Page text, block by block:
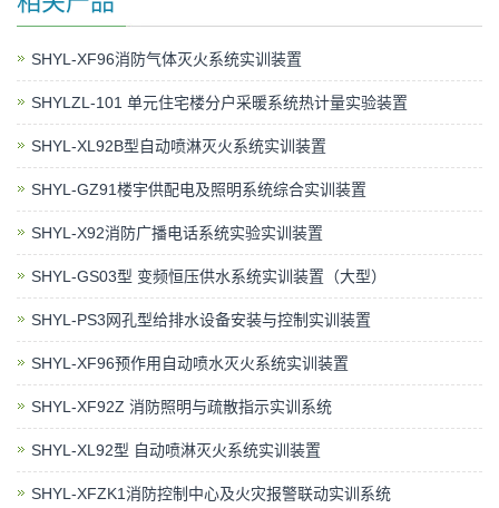
SHYL-XF96消防气体灭火系统实训装置
SHYLZL-101 单元住宅楼分户采暖系统热计量实验装置
SHYL-XL92B型自动喷淋灭火系统实训装置
SHYL-GZ91楼宇供配电及照明系统综合实训装置
SHYL-X92消防广播电话系统实验实训装置
SHYL-GS03型 变频恒压供水系统实训装置（大型）
SHYL-PS3网孔型给排水设备安装与控制实训装置
SHYL-XF96预作用自动喷水灭火系统实训装置
SHYL-XF92Z 消防照明与疏散指示实训系统
SHYL-XL92型 自动喷淋灭火系统实训装置
SHYL-XFZK1消防控制中心及火灾报警联动实训系统